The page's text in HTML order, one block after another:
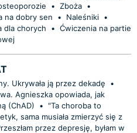
• Zboża •
na dobry sen • Naleśniki •
dla chorych • Ćwiczenia na partie
Ukrywała ją przez dekadę
•
Agnieszka opowiada, jak
(ChAD)
•
"Ta choroba to
sama musiała zmierzyć się z
przez depresję, byłam w